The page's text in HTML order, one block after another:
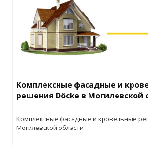
Комплексные фасадные и
решения Döcke в Могилевской
Комплексные фасадные и кровельные
Могилевской области